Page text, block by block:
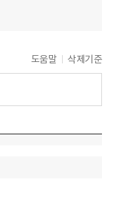
도움말 삭제기준